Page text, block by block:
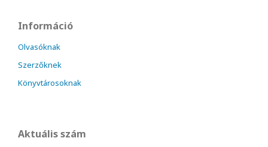
Információ
Olvasóknak
Szerzőknek
Könyvtárosoknak
Aktuális szám